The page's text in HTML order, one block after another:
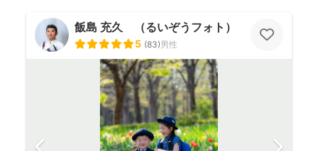
飯島 充久 （るいぞうフォト）
5 (83)男性